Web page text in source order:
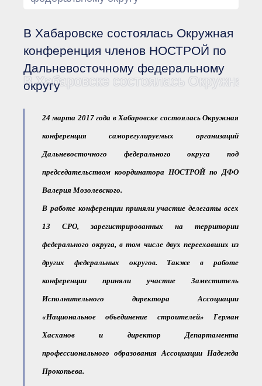
● Действующие документы
● Сбор предложений во
внутренние документы
Финансовая отчетность
Компенсационный фонд
Ассоциации
● Реестр членов
осуществляющих
● Реестр членов
● Реестр членов
Ассоциации — технических
● Реестр членов
ООТСУО
● Реестр членов СРО
имеющих строительные
Политика информационной
В Хабаровске состоялась Окружная
конференция членов НОСТРОЙ по
Дальневосточному федеральному
округу
В Хабаровске состоялась
24 марта 2017 года в Хабаровске состоялась Окружная
конференция саморегулируемых организаций
Дальневосточного федерального округа под
председательством координатора НОСТРОЙ по ДФО
Валерия Мозолевского.
В работе конференции приняли участие делегаты всех
13 СРО, зарегистрированных на территории
федерального округа, в том числе двух переехавших из
других федеральных округов. Также в работе
конференции приняли участие Заместитель
Исполнительного директора Ассоциации
«Национальное объединение строителей» Герман
Хасханов и директор Департамента
профессионального образования Ассоциации Надежда
Прокопьева.